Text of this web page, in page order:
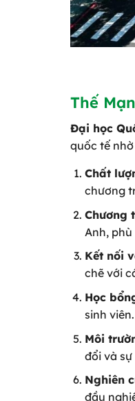
Thế
Đại học
quốc tế
Chất
chương
Chương
Anh,
Kết nối
chẽ với
Học
sinh viên.
Môi
đổi và
Nghiên
đầu